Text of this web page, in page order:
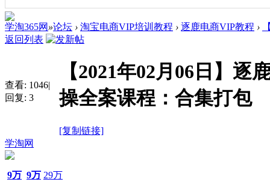
学淘365网 »论坛 › 淘宝电商VIP培训教程 › 逐鹿电商VIP教程 ›
返回列表
查看: 1046|
回复: 3
【2021年02月06日】
操全案课程：合集打包
[复制链接]
学淘网
9万 9万 29万